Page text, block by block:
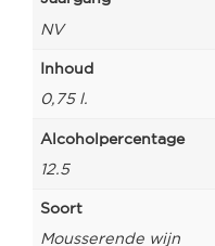
NV
Inhoud
0,75 l.
Alcoholpercentage
12.5
Soort
Mousserende wijn